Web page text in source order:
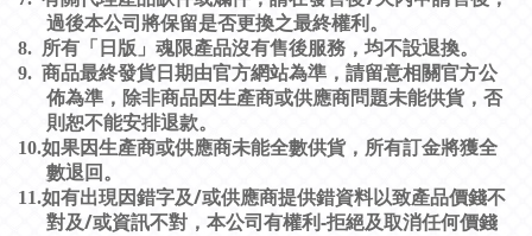
過後本公司將保留是否更換之最終權利。
8. 所有「日版」魂限產品沒有售後服務，均不設退換。
9. 商品最終發貨日期由官方網站為準，請留意相關官方公
佈為準，除非商品因生產商或供應商問題未能供貨，否
則恕不能安排退款。
10.如果因生產商或供應商未能全數供貨，所有訂金將獲全
數退回。
11.如有出現因錯字及/或供應商提供錯資料以致產品價錢不
對及/或資訊不對，本公司有權利-拒絕及取消任何價錢